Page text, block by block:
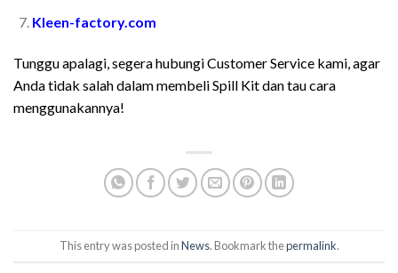
Kleen-factory.com
Tunggu apalagi, segera hubungi Customer Service kami, agar
Anda tidak salah dalam membeli Spill Kit dan tau cara
menggunakannya!
This entry was posted inNews. Bookmark thepermalink.